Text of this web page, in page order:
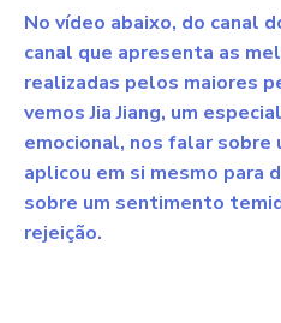
No vídeo abaixo, do canal
canal que apresenta as
realizadas pelos maiores
vemos Jia Jiang, um
emocional, nos falar sobre
aplicou em si mesmo para
sobre um sentimento
rejeição.